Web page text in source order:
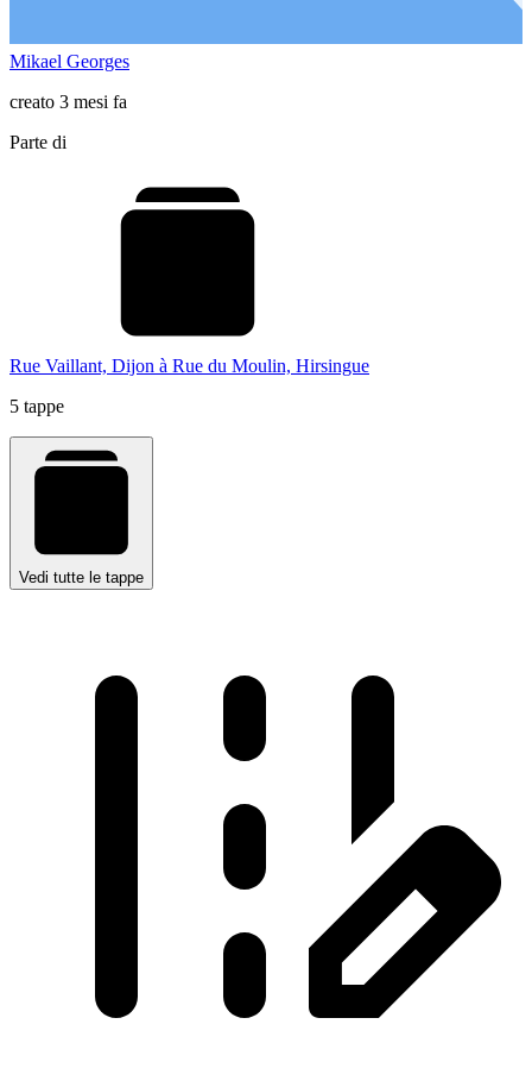
Mikael Georges
creato 3 mesi fa
Parte di
Rue Vaillant, Dijon à Rue du Moulin, Hirsingue
5 tappe
Vedi tutte le tappe